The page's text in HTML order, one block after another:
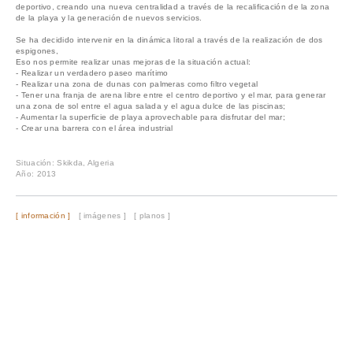
deportivo, creando una nueva centralidad a través de la recalificación de la zona
de la playa y la generación de nuevos servicios.
Se ha decidido intervenir en la dinámica litoral a través de la realización de dos
espigones,
Eso nos permite realizar unas mejoras de la situación actual:
- Realizar un verdadero paseo marítimo
- Realizar una zona de dunas con palmeras como filtro vegetal
- Tener una franja de arena libre entre el centro deportivo y el mar, para generar
una zona de sol entre el agua salada y el agua dulce de las piscinas;
- Aumentar la superficie de playa aprovechable para disfrutar del mar;
- Crear una barrera con el área industrial
Situación: Skikda, Algeria
Año: 2013
[ información ] [ imágenes ] [ planos ]